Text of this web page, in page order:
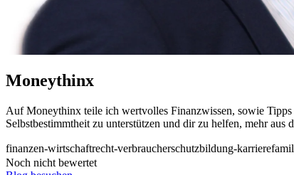
Moneythinx
Auf Moneythinx teile ich wertvolles Finanzwissen, sowie
Selbstbestimmtheit zu unterstützen und dir zu helfen, mehr aus
finanzen-wirtschaftrecht-verbraucherschutzbildung-karriere
Noch nicht bewertet